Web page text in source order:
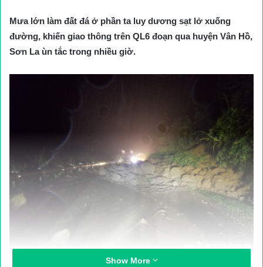
Mưa lớn làm đất đá ở phần ta luy dương sạt lở xuống
đường, khiến giao thông trên QL6 đoạn qua huyện Vân Hồ,
Sơn La ùn tắc trong nhiều giờ.
Show More